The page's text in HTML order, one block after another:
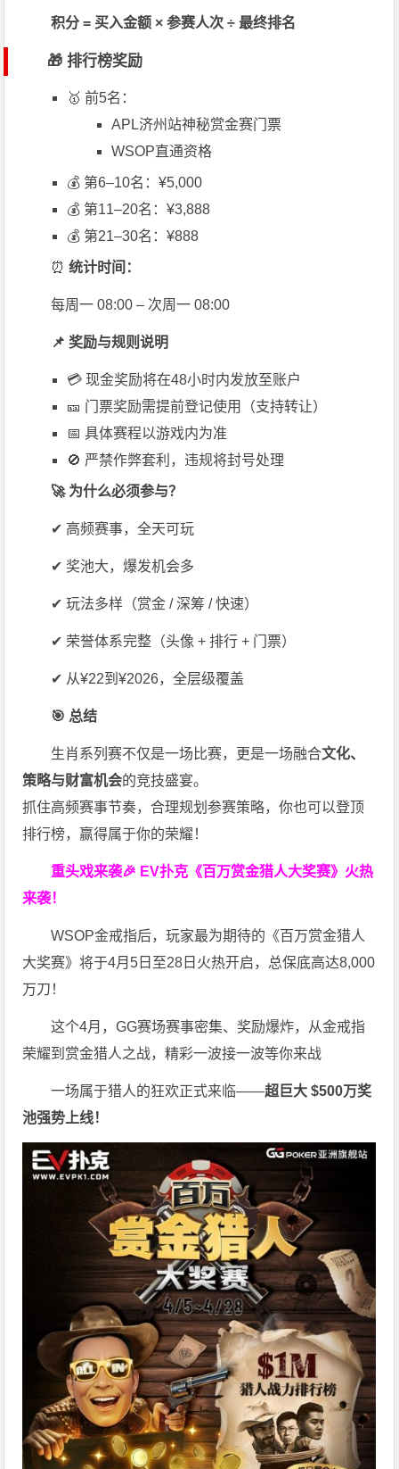
积分 = 买入金额 × 参赛人次 ÷ 最终排名
🎁 排行榜奖励
🥇 前5名：
APL济州站神秘赏金赛门票
WSOP直通资格
💰 第6–10名：¥5,000
💰 第11–20名：¥3,888
💰 第21–30名：¥888
⏰统计时间：
每周一 08:00 – 次周一 08:00
📌 奖励与规则说明
💳 现金奖励将在48小时内发放至账户
🎫 门票奖励需提前登记使用（支持转让）
📅 具体赛程以游戏内为准
🚫 严禁作弊套利，违规将封号处理
🚀 为什么必须参与？
✔ 高频赛事，全天可玩
✔ 奖池大，爆发机会多
✔ 玩法多样（赏金 / 深筹 / 快速）
✔ 荣誉体系完整（头像 + 排行 + 门票）
✔ 从¥22到¥2026，全层级覆盖
🎯 总结
生肖系列赛不仅是一场比赛，更是一场融合文化、
策略与财富机会的竞技盛宴。
抓住高频赛事节奏，合理规划参赛策略，你也可以登顶
排行榜，赢得属于你的荣耀！
重头戏来袭🎉 EV扑克 《百万赏金猎人大奖赛》 火热
来袭！
WSOP金戒指后，玩家最为期待的《百万赏金猎人
大奖赛》将于4月5日至28日火热开启，总保底高达8,000
万刀！
这个4月，GG赛场赛事密集、奖励爆炸，从金戒指
荣耀到赏金猎人之战，精彩一波接一波等你来战
一场属于猎人的狂欢正式来临——超巨大 $500万奖
池强势上线！